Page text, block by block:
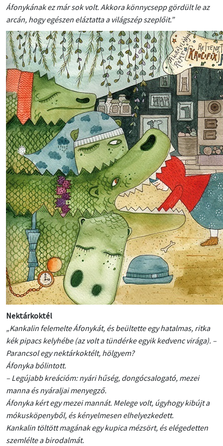
Áfonykának ez már sok volt. Akkora könnycsepp gördült le az
arcán, hogy egészen eláztatta a világszép szeplőit.”
Nektárkoktél
„Kankalin felemelte Áfonykát, és beültette egy hatalmas, ritka
kék pipacs kelyhébe (az volt a tündérke egyik kedvenc virága). –
Parancsol egy nektárkoktélt, hölgyem?
Áfonyka bólintott.
– Legújabb kreációm: nyári hűség, dongócsalogató, mezei
manna és nyáraljai menyegző.
Áfonyka kért egy mezei mannát. Melege volt, úgyhogy kibújt a
mókusköpenyből, és kényelmesen elhelyezkedett.
Kankalin töltött magának egy kupica mézsört, és elégedetten
szemlélte a birodalmát.